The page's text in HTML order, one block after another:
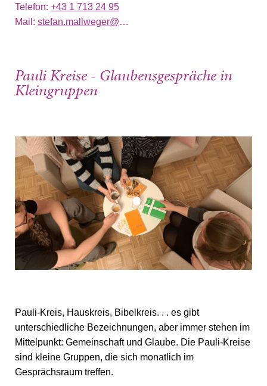
Telefon: +43 1 713 24 95
Mail: stefan.mallweger@gmail.com
Pauli Kreise - Glaubensgespräche in
Kleingruppen
Pauli-Kreis, Hauskreis, Bibelkreis. . . es gibt
unterschiedliche Bezeichnungen, aber immer stehen im
Mittelpunkt: Gemeinschaft und Glaube. Die Pauli-Kreise
sind kleine Gruppen, die sich monatlich im
Gesprächsraum treffen.